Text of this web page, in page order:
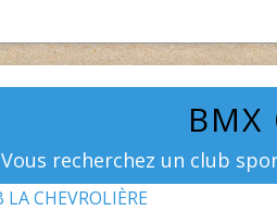
BMX
Vous recherchez un club